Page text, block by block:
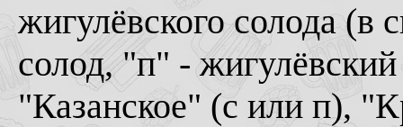
жигулёвского солода (в
солод, "п" -
"Казанское" (с или п),